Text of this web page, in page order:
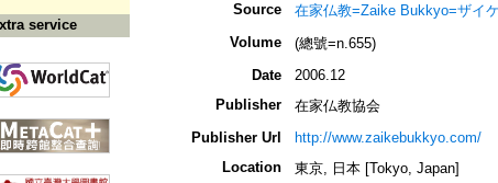
service
Source
在家仏教=Zaike Bukkyo=ザイ
Volume
(總號=n.655)
Date
2006.12
Publisher
在家仏教協会
Publisher Url
http://www.zaikebukkyo.com/
Location
東京, 日本 [Tokyo, Japan]